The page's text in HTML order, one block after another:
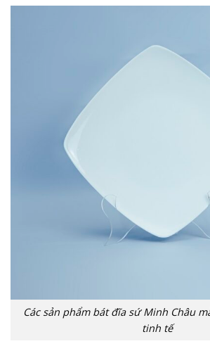
Các sản phẩm bát đĩa sứ Minh Châu
tinh tế